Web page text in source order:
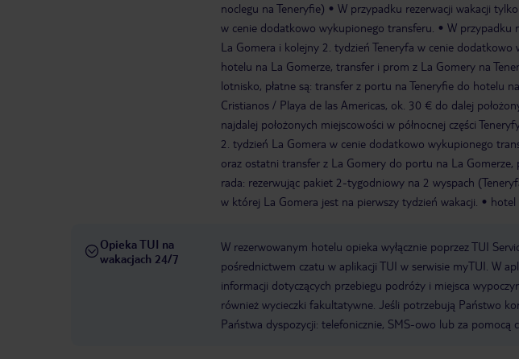
noclegu na Teneryfie)
W przypadku rezerwacji wakacji
w cenie dodatkowo wykupionego transferu.
W przypadku
La Gomera i kolejny 2. tydzień Teneryfa w cenie
hotelu na La Gomerze, transfer i prom z La Gomery na
lotnisko, płatne są: transfer z portu na Teneryfie do hotelu
Cristianos / Playa de las Americas, ok. 30 € do dalej
najdalej położonych miejscowości w północnej części
2. tydzień La Gomera w cenie dodatkowo wykupionego
oraz ostatni transfer z La Gomery do portu na La Gomerze,
rada: rezerwując pakiet 2-tygodniowy na 2 wyspach
w której La Gomera jest na pierwszy tydzień wakacji.
hotel
Opieka TUI na
wakacjach 24/7
W rezerwowanym hotelu opieka wyłącznie poprzez TUI
pośrednictwem czatu w aplikacji TUI w serwisie myTUI. W
informacji dotyczących przebiegu podróży i miejsca
również wycieczki fakultatywne. Jeśli potrzebują Państwo
Państwa dyspozycji: telefonicznie, SMS-owo lub za pomocą